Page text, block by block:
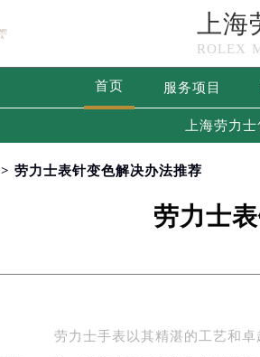
上
ROLEX
首页 服务项目
上海劳力
> 劳力士表针变色解决办法推荐
劳力士
劳力士手表以其精湛的工艺和